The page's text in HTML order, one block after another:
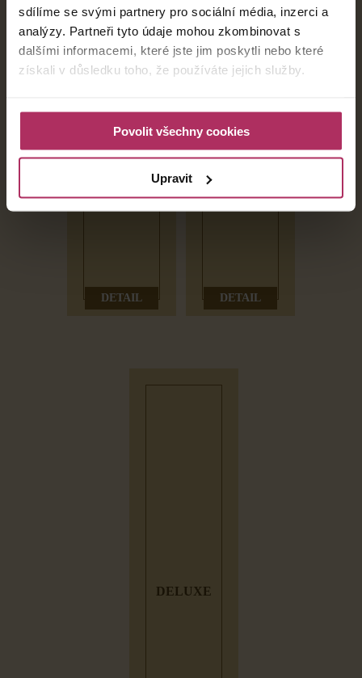
sdílíme se svými partnery pro sociální média, inzerci a
analýzy. Partneři tyto údaje mohou zkombinovat s
dalšími informacemi, které jste jim poskytli nebo které
získali v důsledku toho, že používáte jejich služby.
Povolit všechny cookies
Upravit
APARTMÁ
DETAIL DETAIL
DELUXE